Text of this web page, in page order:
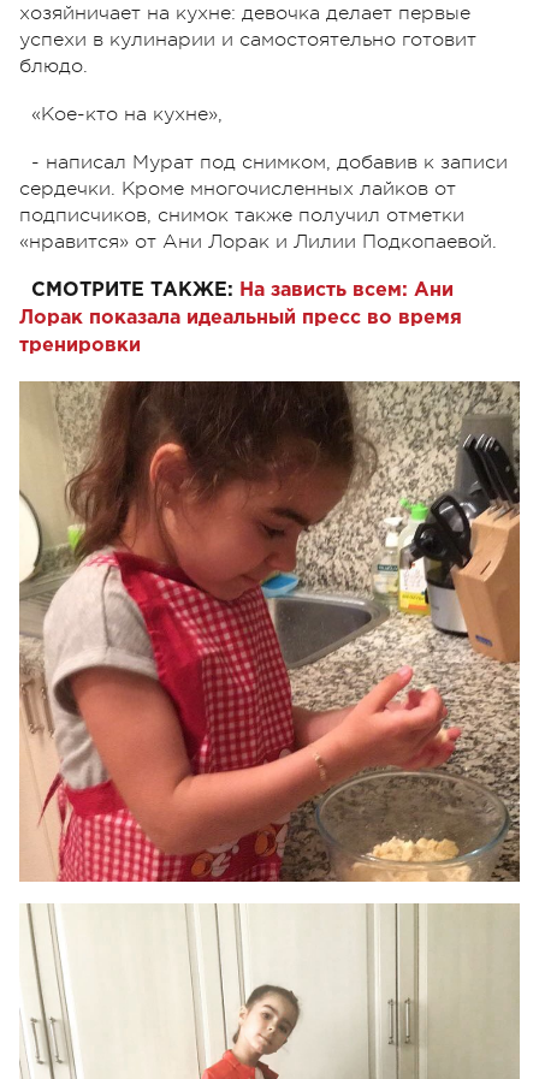
хозяйничает на кухне: девочка делает первые
успехи в кулинарии и самостоятельно готовит
блюдо.
«Кое-кто на кухне»,
- написал Мурат под снимком, добавив к записи
сердечки. Кроме многочисленных лайков от
подписчиков, снимок также получил отметки
«нравится» от Ани Лорак и Лилии Подкопаевой.
СМОТРИТЕ ТАКЖЕ: На зависть всем: Ани
Лорак показала идеальный пресс во время
тренировки